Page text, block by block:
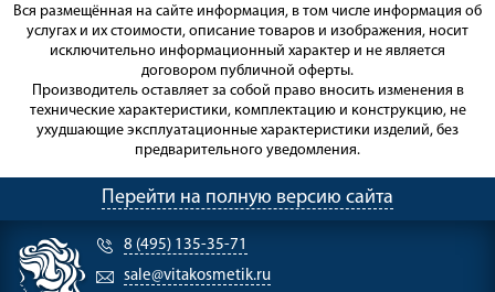
Вся размещённая на сайте информация, в том числе информация об
услугах и их стоимости, описание товаров и изображения, носит
исключительно информационный характер и не является
договором публичной оферты.
Производитель оставляет за собой право вносить изменения в
технические характеристики, комплектацию и конструкцию, не
ухудшающие эксплуатационные характеристики изделий, без
предварительного уведомления.
Перейти на полную версию сайта
8 (495) 135-35-71
sale@vitakosmetik.ru